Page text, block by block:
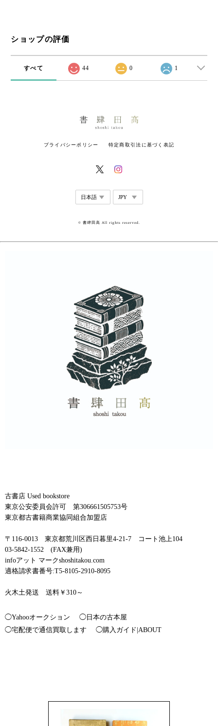
ショップの評価
すべて 44 0 1
プライバシーポリシー 特定商取引法に基づく表記
© 書肆田高 All rights reserved.
古書店 Used bookstore
東京公安委員会許可 第306661505753号
東京都古書籍商業協同組合加盟店
〒116-0013 東京都荒川区西日暮里4-21-7 コート池上104
03-5842-1552 (FAX兼用)
infoアット マークshoshitakou.com
適格請求書番号:T5-8105-2910-8095
火木土発送 送料￥310～
◯Yahooオークション
◯日本の古本屋
◯宅配便で通信買取します
◯購入ガイド|ABOUT